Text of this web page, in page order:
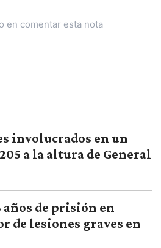
en comentar esta nota
involucrados en un
a la altura de General
años de prisión en
de lesiones graves en